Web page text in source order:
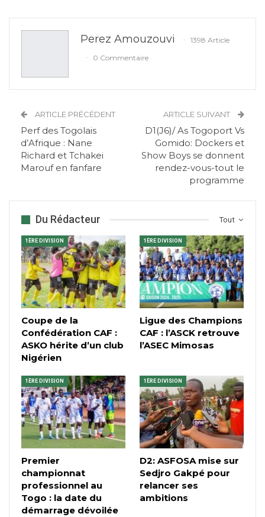
Perez Amouzouvi
1398 Article
0 Commentaire
ARTICLE PRÉCÉDENT
Perf des Togolais
d’Afrique : Nane
Richard et Tchakei
Marouf en fanfare
ARTICLE SUIVANT
D1(J6)/ As Togoport Vs
Gomido: Dockers et
Show Boys se donnent
rendez-vous-tout le
programme
Tout
Du Rédacteur
1ÈRE DIVISION
Coupe de la
Confédération CAF :
ASKO hérite d’un club
Nigérien
1ÈRE DIVISION
Ligue des Champions
CAF : l’ASCK retrouve
l’ASEC Mimosas
1ÈRE DIVISION
Premier
championnat
professionnel au
Togo : la date du
démarrage dévoilée
1ÈRE DIVISION
D2: ASFOSA mise sur
Sedjro Gakpé pour
relancer ses
ambitions